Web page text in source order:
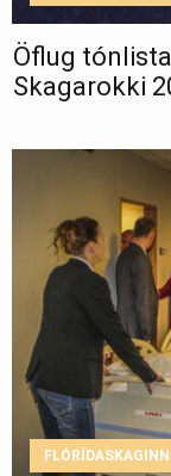
Öflug
Skagarokki
FLÓRÍDASKAGINN